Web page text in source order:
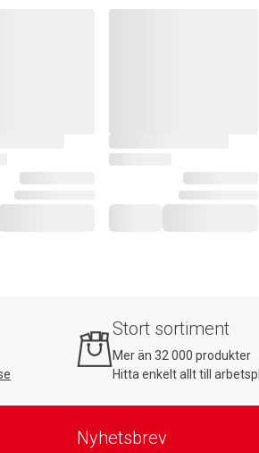
Stort sortiment
Mer än 32 000 produkter
Hitta enkelt allt till
Nyhetsbrev